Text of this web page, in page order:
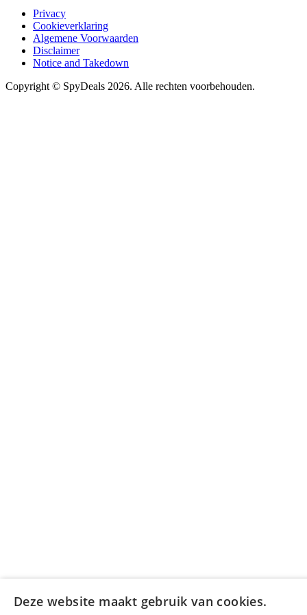
Privacy
Cookieverklaring
Algemene Voorwaarden
Disclaimer
Notice and Takedown
Copyright © SpyDeals 2026. Alle rechten voorbehouden.
Deze website maakt gebruik van cookies.